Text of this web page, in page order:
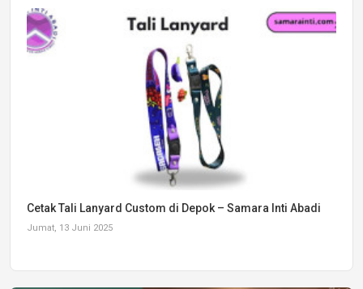
Cetak Tali Lanyard Custom di Depok – Samara Inti Abadi
Jumat, 13 Juni 2025